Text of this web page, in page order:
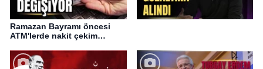
Ramazan Bayramı öncesi
ATM'lerde nakit çekim